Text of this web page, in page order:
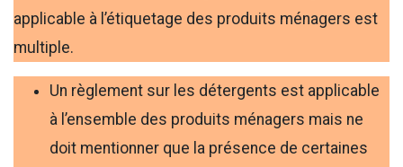
applicable à l’étiquetage des produits ménagers est
multiple.
Un règlement sur les détergents est applicable
à l’ensemble des produits ménagers mais ne
doit mentionner que la présence de certaines